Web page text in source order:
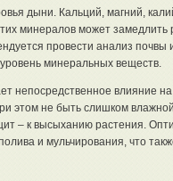
дыни. Кальций, магний,
минералов может замедлить
провести анализ почвы
минеральных веществ.
непосредственное влияние
этом не быть слишком
– к высыханию растения.
и мульчирования, что